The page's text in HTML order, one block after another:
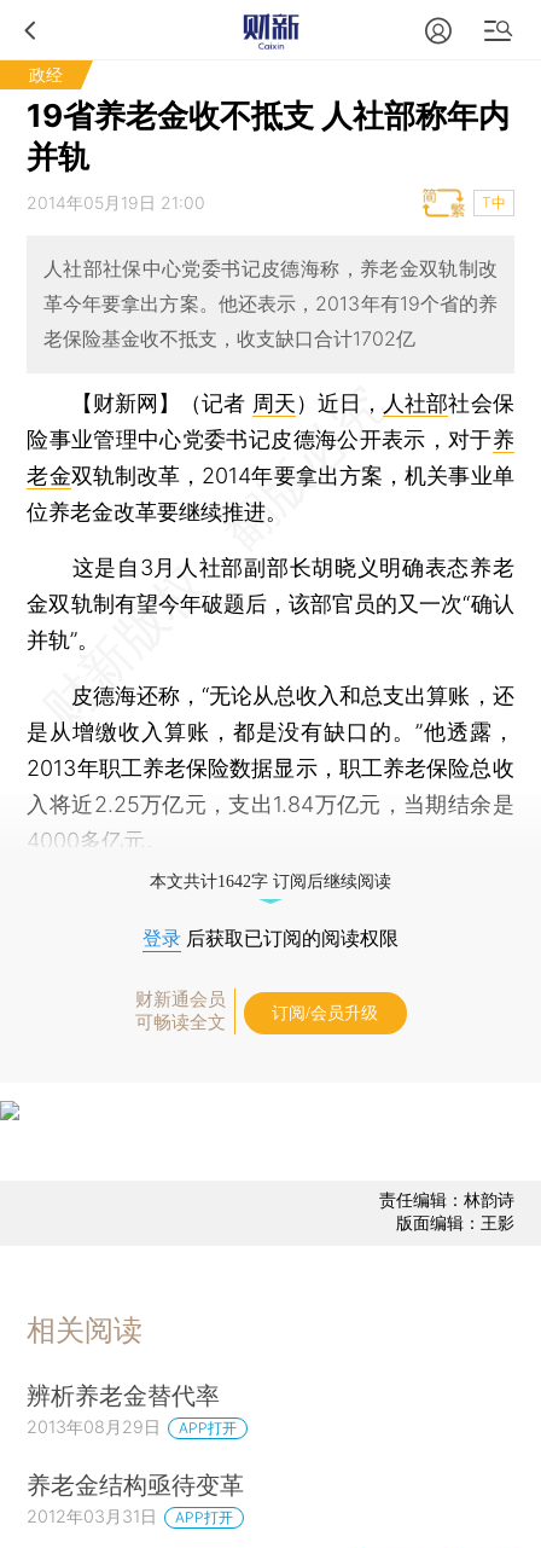
政经
19省养老金收不抵支 人社部称年内
并轨
2014年05月19日 21:00 T中
人社部社保中心党委书记皮德海称，养老金双轨制改
革今年要拿出方案。他还表示，2013年有19个省的养
老保险基金收不抵支，收支缺口合计1702亿
【财新网】（记者 周天） 近日， 人社部社会保
险事业管理中心党委书记皮德海公开表示，对于养
老金双轨制改革，2014年要拿出方案，机关事业单
位养老金改革要继续推进。
这是自3月人社部副部长胡晓义明确表态养老
金双轨制有望今年破题后，该部官员的又一次“确认
并轨”。
皮德海还称，“无论从总收入和总支出算账，还
是从增缴收入算账，都是没有缺口的。”他透露，
2013年职工养老保险数据显示，职工养老保险总收
入将近2.25万亿元，支出1.84万亿元，当期结余是
4000多亿元。
本文共计1642字 订阅后继续阅读
登录 后获取已订阅的阅读权限
财新通会员
可畅读全文
订阅/会员升级
责任编辑：林韵诗
版面编辑：王影
相关阅读
辨析养老金替代率
2013年08月29日 APP打开
养老金结构亟待变革
2012年03月31日 APP打开